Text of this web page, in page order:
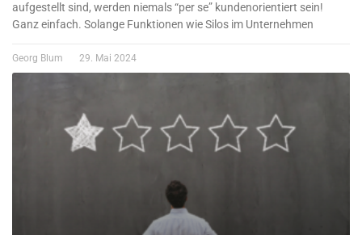
aufgestellt sind, werden niemals “per se” kundenorientiert sein!
Ganz einfach. Solange Funktionen wie Silos im Unternehmen
Georg Blum 29. Mai 2024